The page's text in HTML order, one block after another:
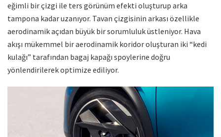
eğimli bir çizgi ile ters görünüm efekti oluşturup arka
tampona kadar uzanıyor. Tavan çizgisinin arkası özellikle
aerodinamik açıdan büyük bir sorumluluk üstleniyor. Hava
akışı mükemmel bir aerodinamik koridor oluşturan iki “kedi
kulağı” tarafından bagaj kapağı spoylerine doğru
yönlendirilerek optimize ediliyor.